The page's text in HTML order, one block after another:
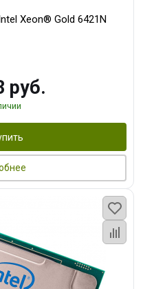
Xeon® Gold 6421N
руб.